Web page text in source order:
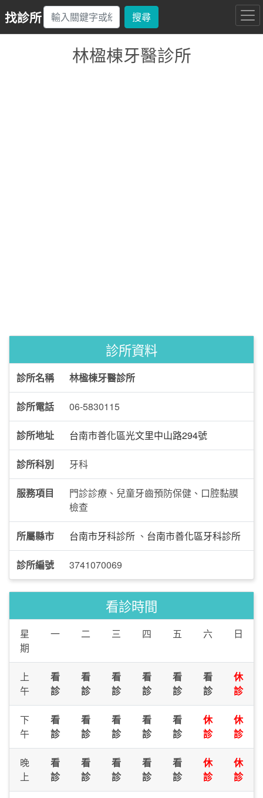
找診所 搜尋
林楹棟牙醫診所
診所資料
診所名稱 林楹棟牙醫診所
診所電話 06-5830115
診所地址 台南市善化區光文里中山路294號
診所科別 牙科
服務項目
門診診療、兒童牙齒預防保健、口腔黏膜
檢查
所屬縣市 台南市牙科診所 、 台南市善化區牙科診所
診所編號 3741070069
看診時間
星
期
一 二 三 四 五 六 日
上
午
看
診
看
診
看
診
看
診
看
診
看
診
休
診
下
午
看
診
看
診
看
診
看
診
看
診
休
診
休
診
晚
上
看
診
看
診
看
診
看
診
看
診
休
診
休
診